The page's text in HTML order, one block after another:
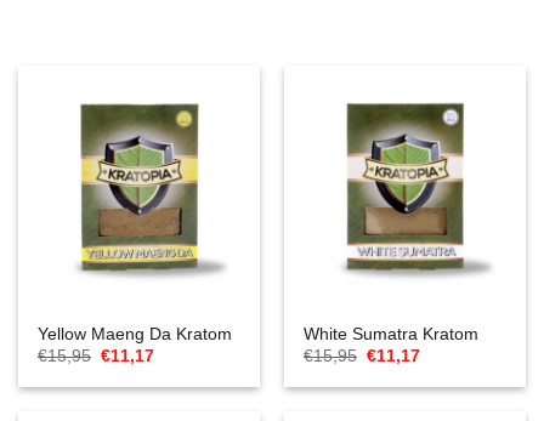
Yellow Maeng Da Kratom
€15,95 Ursprünglicher
war:
€11,17Aktueller
ist:
White Sumatra Kratom
€15,95 Ursprünglicher
war:
€11,17Aktueller
ist: